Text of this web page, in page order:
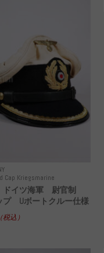
Cap Kriegsmarine
イツ海軍 尉官制
Uボートクルー仕様
（税込）